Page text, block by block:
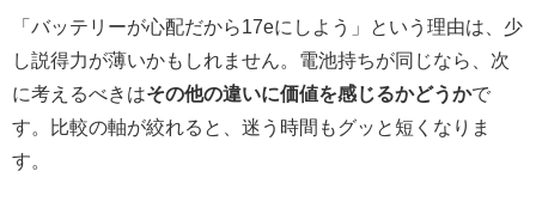
「バッテリーが心配だから17eにしよう」という理由は、少
し説得力が薄いかもしれません。電池持ちが同じなら、次
に考えるべきはその他の違いに価値を感じるかどうかで
す。比較の軸が絞れると、迷う時間もグッと短くなりま
す。